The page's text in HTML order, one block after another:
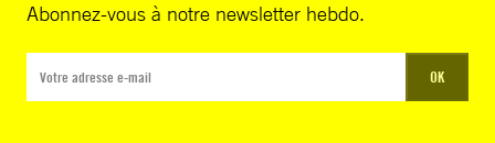
Abonnez-vous à notre newsletter hebdo.
OK